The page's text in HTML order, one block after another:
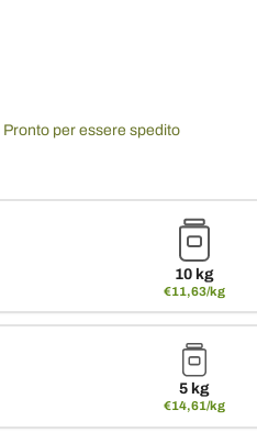
Pronto per essere spedito
10 kg
€11,63/kg
5 kg
€14,61/kg